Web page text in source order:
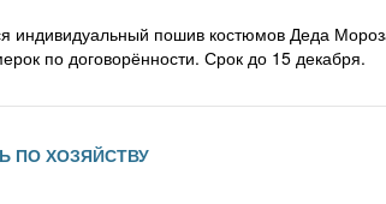
индивидуальный пошив костюмов Деда
по договорённости. Срок до 15 декабря.
ПО ХОЗЯЙСТВУ